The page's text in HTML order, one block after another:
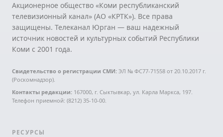
Акционерное общество «Коми республиканский
телевизионный канал» (АО «КРТК»). Все права
защищены. Телеканал Юрган — ваш надежный
источник новостей и культурных событий Республики
Коми с 2001 года.
Свидетельство о регистрации СМИ: ЭЛ № ФС77-71558 от 20.10.2017 г.
(Роскомнадзор).
Контакты редакции: 167000, г. Сыктывкар, ул. Карла Маркса, 197.
Телефон приемной: (8212) 35-10-00.
РЕСУРСЫ